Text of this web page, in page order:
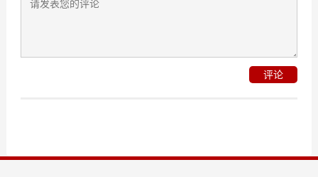
评论